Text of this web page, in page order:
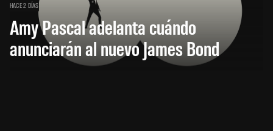
HACE 2 DÍAS
Amy Pascal adelanta cuándo
anunciarán al nuevo James Bond